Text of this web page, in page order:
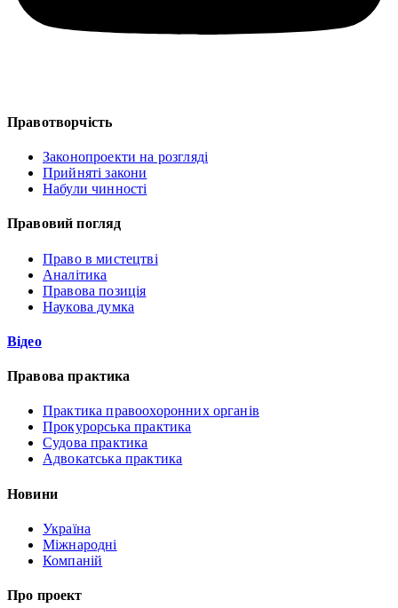
Правотворчість
Законопроекти на розгляді
Прийняті закони
Набули чинності
Правовий погляд
Право в мистецтві
Аналітика
Правова позиція
Наукова думка
Відео
Правова практика
Практика правоохоронних органів
Прокурорська практика
Судова практика
Адвокатська практика
Новини
Україна
Міжнародні
Компаній
Про проект